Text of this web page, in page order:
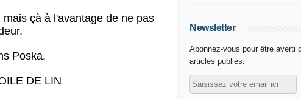
çà à l'avantage de ne pas
Poska.
DE LIN
Newsletter
Abonnez-vous pour être averti
articles publiés.